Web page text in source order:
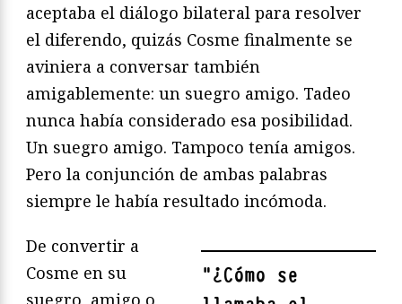
aceptaba el diálogo bilateral para resolver
el diferendo, quizás Cosme finalmente se
aviniera a conversar también
amigablemente: un suegro amigo. Tadeo
nunca había considerado esa posibilidad.
Un suegro amigo. Tampoco tenía amigos.
Pero la conjunción de ambas palabras
siempre le había resultado incómoda.
"¿Cómo se
De convertir a
Cosme en su